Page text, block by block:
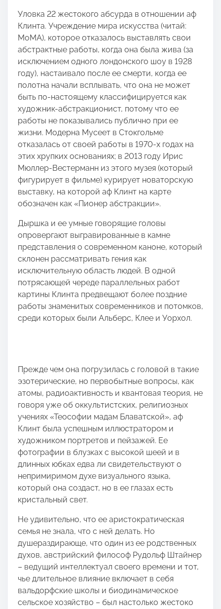
Уловка 22 жестокого абсурда в отношении аф
Клинта. Учреждение мира искусства (читай:
МоМА), которое отказалось выставлять свои
абстрактные работы, когда она была жива (за
исключением одного лондонского шоу в 1928
году), настаивало после ее смерти, когда ее
полотна начали всплывать, что она не может
быть по-настоящему классифицируется как
художник-абстракционист, потому что ее
работы не показывались публично при ее
жизни. Модерна Мусеет в Стокгольме
отказалась от своей работы в 1970-х годах на
этих хрупких основаниях; в 2013 году Ирис
Мюллер-Вестерманн из этого музея (который
фигурирует в фильме) курирует новаторскую
выставку, на которой аф Клинт на карте
обозначен как «Пионер абстракции».
Дыршка и ее умные говорящие головы
опровергают выгравированные в камне
представления о современном каноне, который
склонен рассматривать гения как
исключительную область людей. В одной
потрясающей череде параллельных работ
картины Клинта предвещают более поздние
работы знаменитых современников и потомков,
среди которых были Альберс, Клее и Уорхол.
Прежде чем она погрузилась с головой в такие
эзотерические, но первобытные вопросы, как
атомы, радиоактивность и квантовая теория, не
говоря уже об оккультистских, религиозных
учениях «Теософии мадам Блаватской», аф
Клинт была успешным иллюстратором и
художником портретов и пейзажей. Ее
фотографии в блузках с высокой шеей и в
длинных юбках едва ли свидетельствуют о
непримиримом духе визуального языка,
который она создаст, но в ее глазах есть
кристальный свет.
Не удивительно, что ее аристократическая
семья не знала, что с ней делать. Но
душераздирающе, что один из ее родственных
духов, австрийский философ Рудольф Штайнер
– ведущий интеллектуал своего времени и тот,
чье длительное влияние включает в себя
вальдорфские школы и биодинамическое
сельское хозяйство – был настолько жестоко